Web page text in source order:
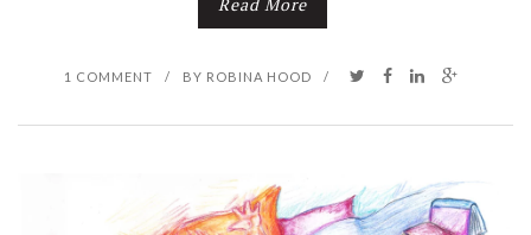
1 COMMENT / BY ROBINA HOOD /